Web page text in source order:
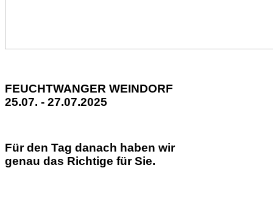
FEUCHTWANGER WEINDORF
25.07. - 27.07.2025
Für den Tag danach haben wir
genau das Richtige für Sie.